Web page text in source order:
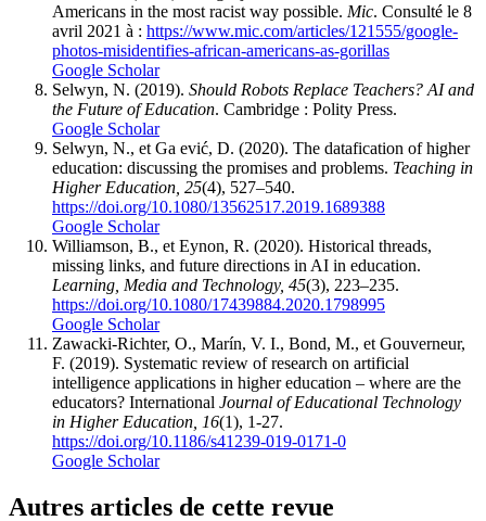
Americans in the most racist way possible. Mic. Consulté le 8
avril 2021 à : https://www.mic.com/articles/121555/google-
photos-misidentifies-african-americans-as-gorillas
Google Scholar
Selwyn, N. (2019). Should Robots Replace Teachers? AI and
the Future of Education. Cambridge : Polity Press.
Google Scholar
Selwyn, N., et Ga ević, D. (2020). The datafication of higher
education: discussing the promises and problems. Teaching in
Higher Education, 25(4), 527–540.
https://doi.org/10.1080/13562517.2019.1689388
Google Scholar
Williamson, B., et Eynon, R. (2020). Historical threads,
missing links, and future directions in AI in education.
Learning, Media and Technology, 45(3), 223–235.
https://doi.org/10.1080/17439884.2020.1798995
Google Scholar
Zawacki-Richter, O., Marín, V. I., Bond, M., et Gouverneur,
F. (2019). Systematic review of research on artificial
intelligence applications in higher education – where are the
educators? International Journal of Educational Technology
in Higher Education, 16(1), 1-27.
https://doi.org/10.1186/s41239-019-0171-0
Google Scholar
Autres articles de cette revue